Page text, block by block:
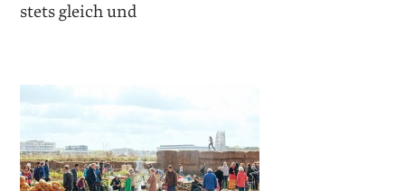
stets gleich und